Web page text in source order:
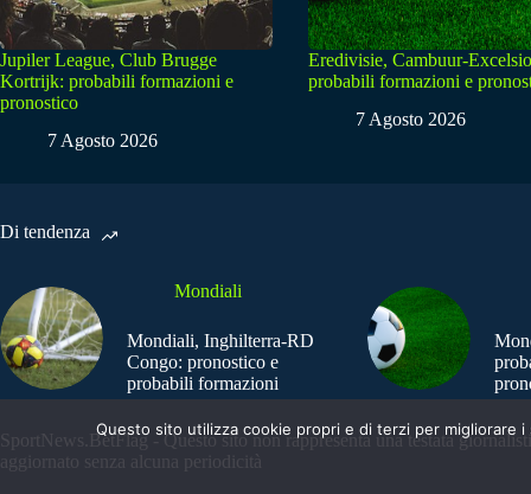
Jupiler League, Club Brugge
Kortrijk: probabili formazioni e
pronostico
7 Agosto 2026
Eredivisie, Cambuur-
probabili formazioni e
7 Agosto 2026
Di tendenza
Mondiali
Mondiali, Inghilterra-RD
Congo: pronostico e
probabili formazioni
SportNews.BetFlag - Questo sito non rappresenta una testata
aggiornato senza alcuna periodicità
Questo sito utilizza cookie propri e di terzi per migliorare